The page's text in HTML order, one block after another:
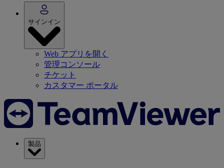
サインイン
Web アプリを開く
管理コンソール
チケット
カスタマー ポータル
製品